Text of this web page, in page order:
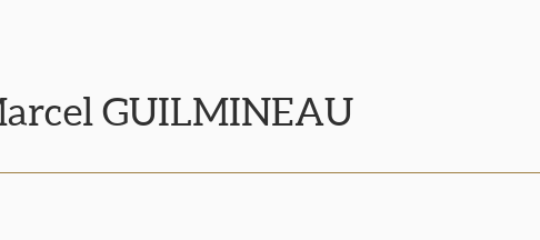
GUILMINEAU